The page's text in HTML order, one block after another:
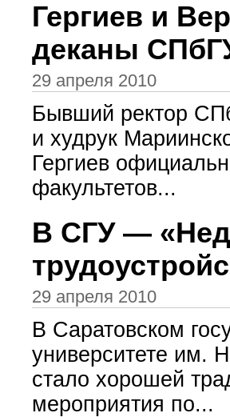
Гергиев и
деканы
29 апреля 2010
Бывший ректор
и худрук
Гергиев
факультетов...
В СГУ —
29 апреля 2010
В Саратовском
университете им.
стало хорошей
мероприятия по...